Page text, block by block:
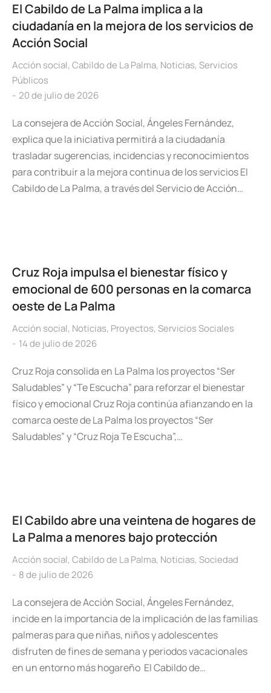
El Cabildo de La Palma implica a la
ciudadanía en la mejora de los servicios de
Acción Social
Acción social, Cabildo de La Palma, Noticias, Servicios
Públicos
20 de julio de 2026
La consejera de Acción Social, Ángeles Fernández,
explica que la iniciativa permitirá a la ciudadanía
trasladar sugerencias, incidencias y reconocimientos
para contribuir a la mejora continua de los servicios El
Cabildo de La Palma, a través del Servicio de Acción…
Cruz Roja impulsa el bienestar físico y
emocional de 600 personas en la comarca
oeste de La Palma
Acción social, Noticias, Proyectos, Servicios Sociales
14 de julio de 2026
Cruz Roja consolida en La Palma los proyectos “Ser
Saludables” y “Te Escucha” para reforzar el bienestar
físico y emocional Cruz Roja continúa afianzando en la
comarca oeste de La Palma los proyectos “Ser
Saludables” y “Cruz Roja Te Escucha”,…
El Cabildo abre una veintena de hogares de
La Palma a menores bajo protección
Acción social, Cabildo de La Palma, Noticias, Sociedad
8 de julio de 2026
La consejera de Acción Social, Ángeles Fernández,
incide en la importancia de la implicación de las familias
palmeras para que niñas, niños y adolescentes
disfruten de fines de semana y periodos vacacionales
en un entorno más hogareño El Cabildo de…